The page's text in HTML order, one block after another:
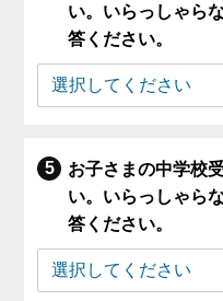
い。いらっしゃら
答ください。
お子さまの中学校
い。いらっしゃら
答ください。